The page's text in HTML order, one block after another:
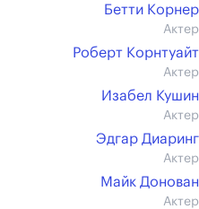
Бетти Корнер
Актер
Роберт Корнтуайт
Актер
Изабел Кушин
Актер
Эдгар Диаринг
Актер
Майк Донован
Актер